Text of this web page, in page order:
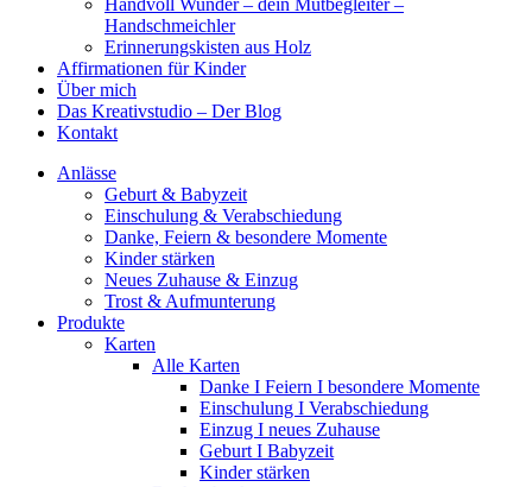
Handvoll Wunder – dein Mutbegleiter –
Handschmeichler
Erinnerungskisten aus Holz
Affirmationen für Kinder
Über mich
Das Kreativstudio – Der Blog
Kontakt
Anlässe
Geburt & Babyzeit
Einschulung & Verabschiedung
Danke, Feiern & besondere Momente
Kinder stärken
Neues Zuhause & Einzug
Trost & Aufmunterung
Produkte
Karten
Alle Karten
Danke I Feiern I besondere Momente
Einschulung I Verabschiedung
Einzug I neues Zuhause
Geburt I Babyzeit
Kinder stärken